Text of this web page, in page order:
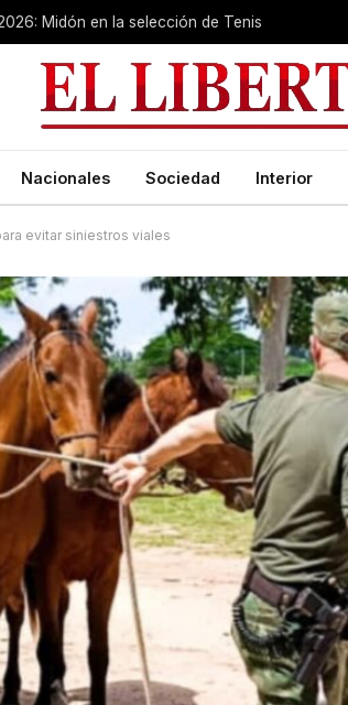
Midón en la selección de Tenis
Nacionales Sociedad Interior
evitar siniestros viales